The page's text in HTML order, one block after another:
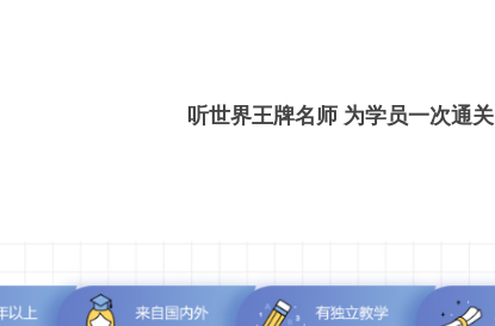
听世界王牌名师 为学员一次通关